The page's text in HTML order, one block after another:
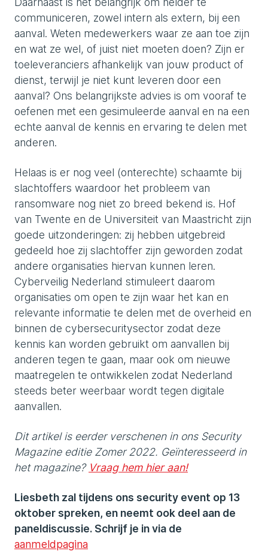
communiceren, zowel intern als extern, bij een
aanval. Weten medewerkers waar ze aan toe zijn
en wat ze wel, of juist niet moeten doen? Zijn er
toeleveranciers afhankelijk van jouw product of
dienst, terwijl je niet kunt leveren door een
aanval? Ons belangrijkste advies is om vooraf te
oefenen met een gesimuleerde aanval en na een
echte aanval de kennis en ervaring te delen met
anderen.
Helaas is er nog veel (onterechte) schaamte bij
slachtoffers waardoor het probleem van
ransomware nog niet zo breed bekend is. Hof
van Twente en de Universiteit van Maastricht zijn
goede uitzonderingen: zij hebben uitgebreid
gedeeld hoe zij slachtoffer zijn geworden zodat
andere organisaties hiervan kunnen leren.
Cyberveilig Nederland stimuleert daarom
organisaties om open te zijn waar het kan en
relevante informatie te delen met de overheid en
binnen de cybersecuritysector zodat deze
kennis kan worden gebruikt om aanvallen bij
anderen tegen te gaan, maar ook om nieuwe
maatregelen te ontwikkelen zodat Nederland
steeds beter weerbaar wordt tegen digitale
aanvallen.
Dit artikel is eerder verschenen in ons Security
Magazine editie Zomer 2022. Geïnteresseerd in
het magazine? Vraag hem hier aan!
Liesbeth zal tijdens ons security event op 13
oktober spreken, en neemt ook deel aan de
paneldiscussie. Schrijf je in via de
aanmeldpagina